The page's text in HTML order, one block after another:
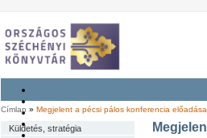
Címlap » Megjelent a pécsi pálos konferencia
Küldetés, stratégia